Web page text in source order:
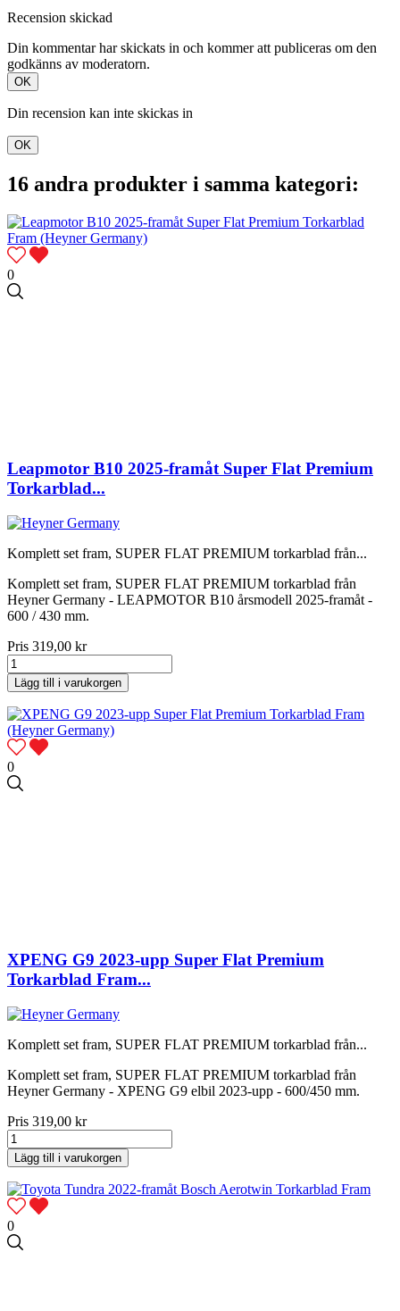
Recension skickad
Din kommentar har skickats in och kommer att publiceras om den
godkänns av moderatorn.
OK
Din recension kan inte skickas in
OK
16 andra produkter i samma kategori:
0
Leapmotor B10 2025-framåt Super Flat Premium
Torkarblad...
Komplett set fram, SUPER FLAT PREMIUM torkarblad från...
Komplett set fram, SUPER FLAT PREMIUM torkarblad från
Heyner Germany - LEAPMOTOR B10 årsmodell 2025-framåt -
600 / 430 mm.
Pris 319,00 kr
Lägg till i varukorgen
0
XPENG G9 2023-upp Super Flat Premium
Torkarblad Fram...
Komplett set fram, SUPER FLAT PREMIUM torkarblad från...
Komplett set fram, SUPER FLAT PREMIUM torkarblad från
Heyner Germany - XPENG G9 elbil 2023-upp - 600/450 mm.
Pris 319,00 kr
Lägg till i varukorgen
0